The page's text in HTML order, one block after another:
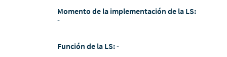
Momento de la implementación de la LS:
-
Función de la LS:-